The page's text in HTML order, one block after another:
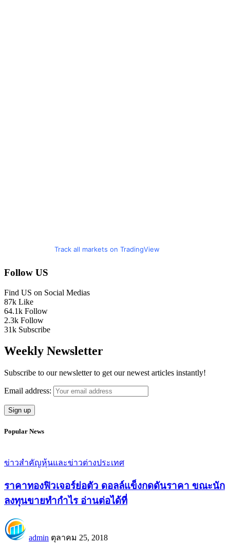
Track all markets on TradingView
Follow US
Find US on Social Medias
87k Like
64.1k Follow
2.3k Follow
31k Subscribe
Weekly Newsletter
Subscribe to our newsletter to get our newest articles instantly!
Email address:
Popular News
ข่าวสำคัญหุ้นและข่าวต่างประเทศ
ราคาทองฟิวเจอร์ย่อตัว ดอลล์แข็งกดดันราคา ขณะนัก
ลงทุนขายทำกำไร อ่านต่อได้ที่
admin ตุลาคม 25, 2018